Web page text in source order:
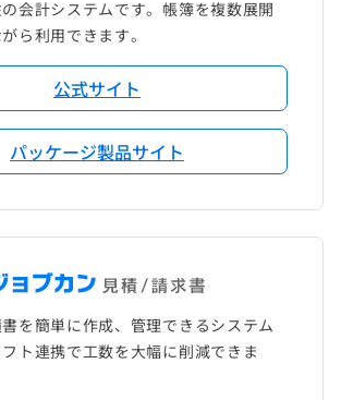
会計システムです。帳簿を複数展開
ら利用できます。
公式サイト
パッケージ製品サイト
を簡単に作成、管理できるシステム
ト連携で工数を大幅に削減できま